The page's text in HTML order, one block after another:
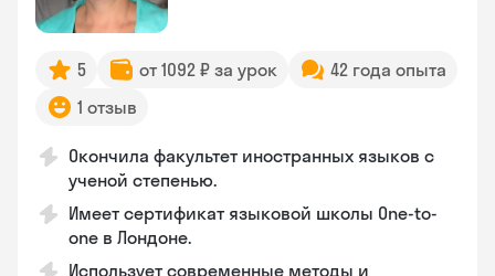
5 от 1092 ₽ за урок
42 года опыта
1 отзыв
Окончила факультет иностранных языков с
ученой степенью.
Имеет сертификат языковой школы One-to-
one в Лондоне.
Использует современные методы и